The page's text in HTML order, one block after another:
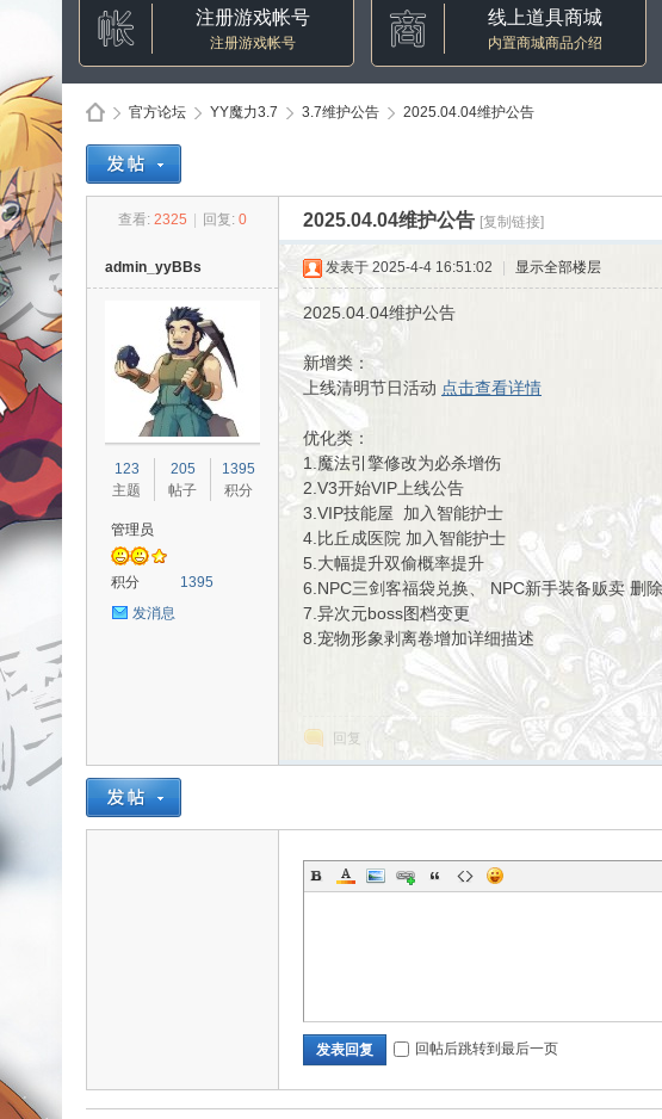
注册游戏帐号
注册游戏帐号
线上道具商城
内置商城商品介绍
官方论坛 YY魔力3.7 3.7维护公告
›
2025.04.04维护公告
查看: 2325 回复: 0 2025.04.04维护公告 [复制链接]
admin_yyBBs
123
主题
205
帖子
1395
积分
管理员
积分
1395
发消息
发表于 2025-4-4 16:51:02 显示全部楼层
2025.04.04维护公告
新增类：
上线清明节日活动 点击查看详情
优化类：
1.魔法引擎修改为必杀增伤
2.V3开始VIP上线公告
3.VIP技能屋 加入智能护士
4.比丘成医院 加入智能护士
5.大幅提升双偷概率提升
6.NPC三剑客福袋兑换、 NPC新手装备贩卖 删除
7.异次元boss图档变更
8.宠物形象剥离卷增加详细描述
回复
发表回复 回帖后跳转到最后一页